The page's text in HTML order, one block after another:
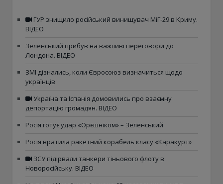
ГУР знищило російський винищувач МіГ-29 в Криму.
ВІДЕО
Зеленський прибув на важливі переговори до
Лондона. ВІДЕО
ЗМІ дізнались, коли Євросоюз визначиться щодо
українців
Україна та Іспанія домовились про взаємну
депортацію громадян. ВІДЕО
Росія готує удар «Орєшніком» – Зеленський
Росія вратила ракетний корабель класу «Каракурт»
ЗСУ підірвали танкери тіньового флоту в
Новоросійську. ВІДЕО